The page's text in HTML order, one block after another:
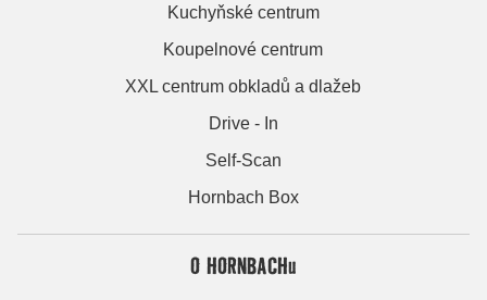
Kuchyňské centrum
Koupelnové centrum
XXL centrum obkladů a dlažeb
Drive - In
Self-Scan
Hornbach Box
O HORNBACHu